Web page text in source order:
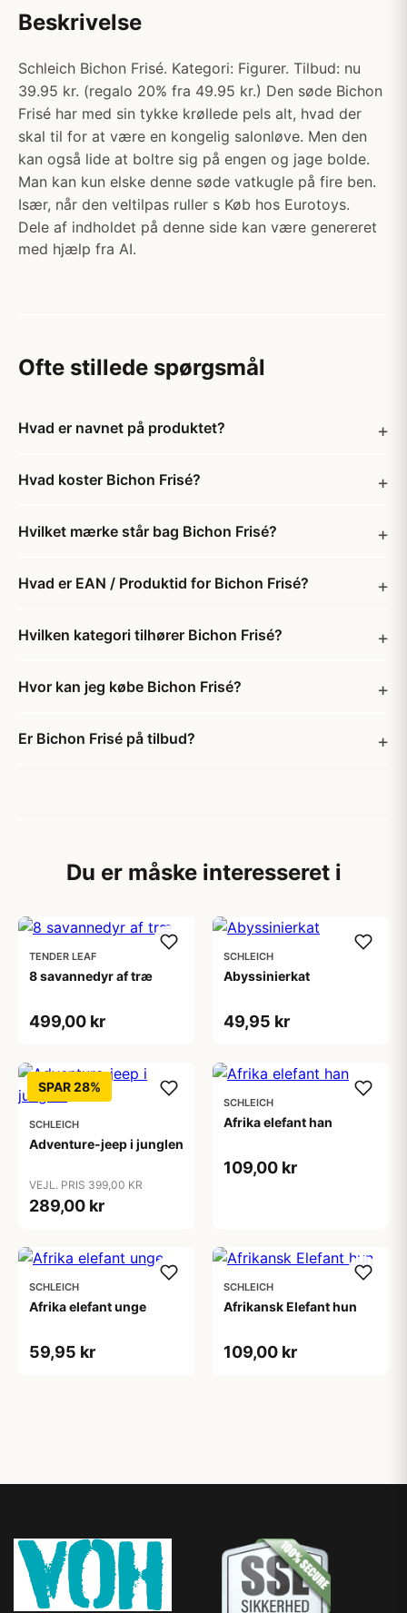
Beskrivelse
Schleich Bichon Frisé. Kategori: Figurer. Tilbud: nu
39.95 kr. (regalo 20% fra 49.95 kr.) Den søde Bichon
Frisé har med sin tykke krøllede pels alt, hvad der
skal til for at være en kongelig salonløve. Men den
kan også lide at boltre sig på engen og jage bolde.
Man kan kun elske denne søde vatkugle på fire ben.
Især, når den veltilpas ruller s Køb hos Eurotoys.
Dele af indholdet på denne side kan være genereret
med hjælp fra AI.
Ofte stillede spørgsmål
Hvad er navnet på produktet?
Hvad koster Bichon Frisé?
Hvilket mærke står bag Bichon Frisé?
Hvad er EAN / Produktid for Bichon Frisé?
Hvilken kategori tilhører Bichon Frisé?
Hvor kan jeg købe Bichon Frisé?
Er Bichon Frisé på tilbud?
Du er måske interesseret i
TENDER LEAF
8 savannedyr af træ
499,00 kr
SCHLEICH
Abyssinierkat
49,95 kr
SPAR 28%
SCHLEICH
Adventure-jeep i junglen
VEJL. PRIS 399,00 KR
289,00 kr
SCHLEICH
Afrika elefant han
109,00 kr
SCHLEICH
Afrika elefant unge
59,95 kr
SCHLEICH
Afrikansk Elefant hun
109,00 kr